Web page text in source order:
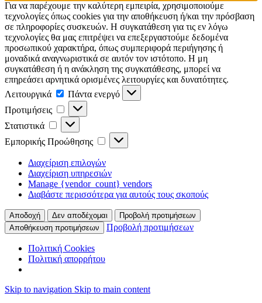
Για να παρέχουμε την καλύτερη εμπειρία, χρησιμοποιούμε
τεχνολογίες όπως cookies για την αποθήκευση ή/και την πρόσβαση
σε πληροφορίες συσκευών. Η συγκατάθεση για τις εν λόγω
τεχνολογίες θα μας επιτρέψει να επεξεργαστούμε δεδομένα
προσωπικού χαρακτήρα, όπως συμπεριφορά περιήγησης ή
μοναδικά αναγνωριστικά σε αυτόν τον ιστότοπο. Η μη
συγκατάθεση ή η ανάκληση της συγκατάθεσης, μπορεί να
επηρεάσει αρνητικά ορισμένες λειτουργίες και δυνατότητες.
Λειτουργικά
Πάντα ενεργό
Προτιμήσεις
Στατιστικά
Εμπορικής Προώθησης
Διαχείριση επιλογών
Διαχείριση υπηρεσιών
Manage {vendor_count} vendors
Διαβάστε περισσότερα για αυτούς τους σκοπούς
Αποδοχή Δεν αποδέχομαι
Προβολή προτιμήσεων
Αποθήκευση προτιμήσεων
Προβολή προτιμήσεων
Πολιτική Cookies
Πολιτική απορρήτου
Skip to navigation Skip to main content